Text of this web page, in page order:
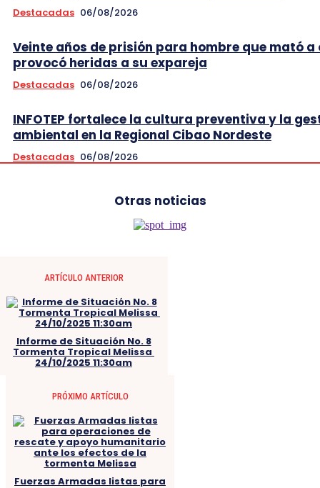
Destacadas 06/08/2026
Veinte años de prisión para hombre que mató a
provocó heridas a su expareja
Destacadas 06/08/2026
INFOTEP fortalece la cultura preventiva y la
ambiental en la Regional Cibao Nordeste
Destacadas 06/08/2026
Otras noticias
ARTÍCULO ANTERIOR
Informe de Situación No. 8
Tormenta Tropical Melissa
24/10/2025 11:30am
PRÓXIMO ARTÍCULO
Fuerzas Armadas listas para